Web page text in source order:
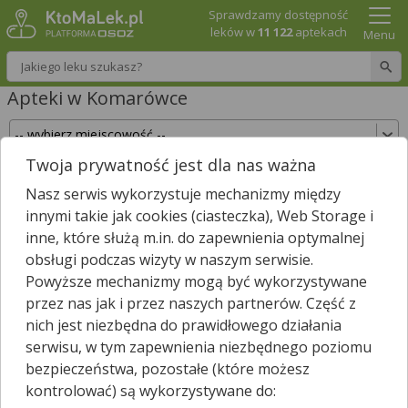
Wpisz nazwę leku
Sprawdzamy dostępność
leków w11 122aptekach Menu
Apteki w Komarówce
Sprawdź, które apteki w Komarówce posiadają
Twój lek i zarezerwuj go już teraz!
Wpisz nazwę leku
Wybierz typ aptek
Komarówcenie znaleźliśmy żadnej apteki. Najbliższa apteka
Twoja prywatność jest dla nas ważna
Nasz serwis wykorzystuje mechanizmy między
innymi takie jak cookies (ciasteczka), Web Storage i
inne, które służą m.in. do zapewnienia optymalnej
obsługi podczas wizyty w naszym serwisie.
Powyższe mechanizmy mogą być wykorzystywane
przez nas jak i przez naszych partnerów. Część z
nich jest niezbędna do prawidłowego działania
serwisu, w tym zapewnienia niezbędnego poziomu
bezpieczeństwa, pozostałe (które możesz
kontrolować) są wykorzystywane do: